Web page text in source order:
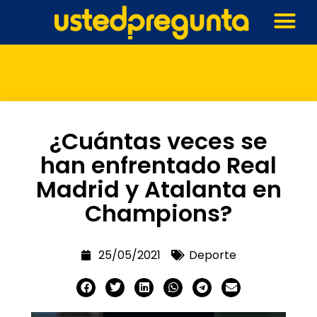
¿Cuántas veces se
han enfrentado Real
Madrid y Atalanta en
Champions?
25/05/2021 Deporte